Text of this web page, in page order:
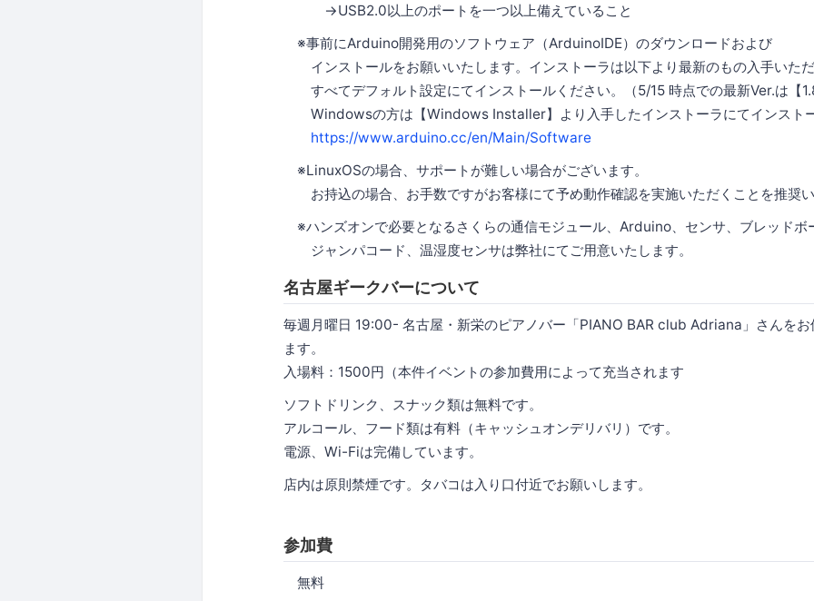
→USB2.0以上のポートを一つ以上備えていること
※事前にArduino開発用のソフトウェア（ArduinoIDE）のダウンロードおよび
インストールをお願いいたします。インストーラは以下より最新のもの入手いた
すべてデフォルト設定にてインストールください。（5/15 時点での最新Ver.は【
Windowsの方は【Windows Installer】より入手したインストーラにてインスト
https://www.arduino.cc/en/Main/Software
※LinuxOSの場合、サポートが難しい場合がございます。
お持込の場合、お手数ですがお客様にて予め動作確認を実施いただくことを推奨
※ハンズオンで必要となるさくらの通信モジュール、Arduino、センサ、ブレッドボ
ジャンパコード、温湿度センサは弊社にてご用意いたします。
名古屋ギークバーについて
毎週月曜日 19:00- 名古屋・新栄のピアノバー「PIANO BAR club Adriana」さんをお
ます。
入場料：1500円（本件イベントの参加費用によって充当されます
ソフトドリンク、スナック類は無料です。
アルコール、フード類は有料（キャッシュオンデリバリ）です。
電源、Wi-Fiは完備しています。
店内は原則禁煙です。タバコは入り口付近でお願いします。
参加費
無料